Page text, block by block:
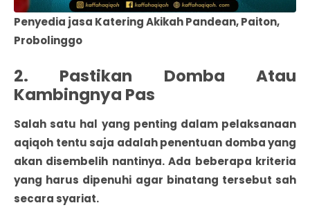
Penyedia jasa Katering Akikah Pandean, Paiton,
Probolinggo
2. Pastikan Domba Atau
Kambingnya Pas
Salah satu hal yang penting dalam pelaksanaan
aqiqoh tentu saja adalah penentuan domba yang
akan disembelih nantinya. Ada beberapa kriteria
yang harus dipenuhi agar binatang tersebut sah
secara syariat.